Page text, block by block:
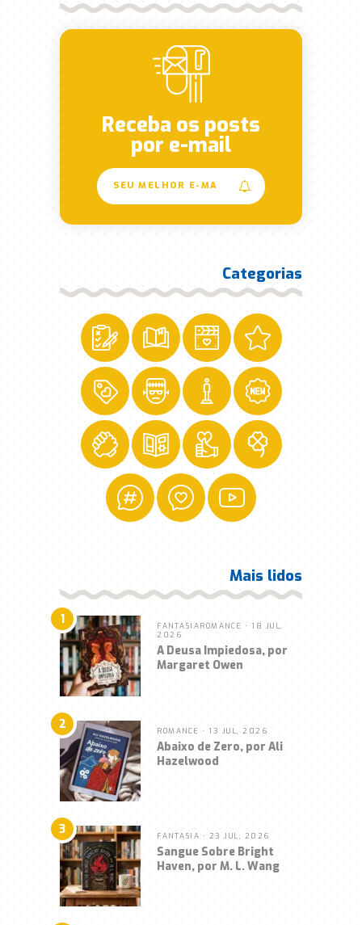
Receba os posts
por e-mail
Categorias
Mais lidos
1 FANTASIAROMANCE • 18 JUL,
2026
A Deusa Impiedosa, por
Margaret Owen
2 ROMANCE • 13 JUL, 2026
Abaixo de Zero, por Ali
Hazelwood
3 FANTASIA • 23 JUL, 2026
Sangue Sobre Bright
Haven, por M. L. Wang